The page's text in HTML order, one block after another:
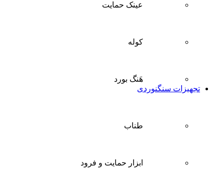
عینک حمایت
کوله
هَنگ بورد
تجهیزات سنگنوردی
طناب
ابزار حمایت و فرود